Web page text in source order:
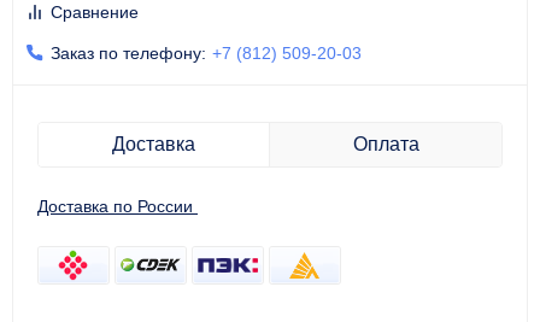
Сравнение
Заказ по телефону: +7 (812) 509-20-03
Доставка Оплата
Доставка по России